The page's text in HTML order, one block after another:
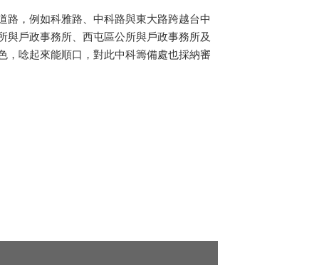
，例如科雅路、中科路與東大路跨越台中
戶政事務所、西屯區公所與戶政事務所及
，唸起來能順口，對此中科籌備處也採納審